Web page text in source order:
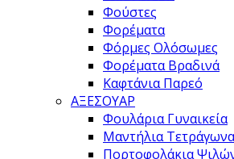
Φούστες
Φορέματα
Φόρμες Ολόσωμες
Φορέματα Βραδινά
Καφτάνια Παρεό
ΑΞΕΣΟΥΑΡ
Φουλάρια Γυναικεία
Μαντήλια Τετράγωνα
Πορτοφολάκια